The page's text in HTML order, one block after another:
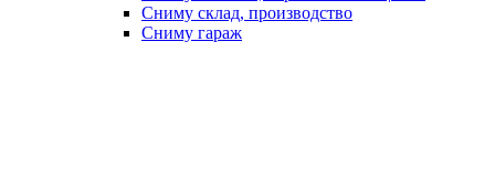
Сниму склад, производство
Сниму гараж